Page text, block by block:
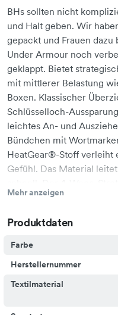
BHs sollten nicht
und Halt geben. Wir
gepackt und Frauen
Under Armour noch
geklappt. Bietet
mit mittlerer Belastung
Boxen. Klassischer
Schlüsselloch-
leichtes An- und
Bündchen mit
HeatGear®-Stoff verleiht
Gefühl. Das Material
Bewegungsfreiheit in alle
Mehr anzeigen
Produktdaten
Farbe
Herstellernummer
Textilmaterial